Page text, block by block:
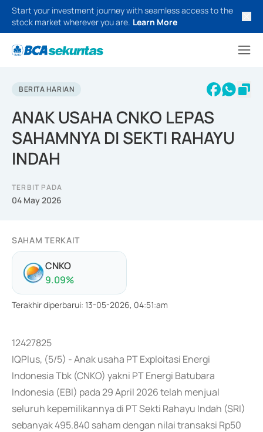
Start your investment journey with seamless access to the
stock market wherever you are. Learn More
BERITA HARIAN
ANAK USAHA CNKO LEPAS
SAHAMNYA DI SEKTI RAHAYU
INDAH
TERBIT PADA
04 May 2026
SAHAM TERKAIT
CNKO
9.09%
Terakhir diperbarui: 13-05-2026, 04:51:am
12427825
IQPlus, (5/5) - Anak usaha PT Exploitasi Energi
Indonesia Tbk (CNKO) yakni PT Energi Batubara
Indonesia (EBI) pada 29 April 2026 telah menjual
seluruh kepemilikannya di PT Sekti Rahayu Indah (SRI)
sebanyak 495.840 saham dengan nilai transaksi Rp50